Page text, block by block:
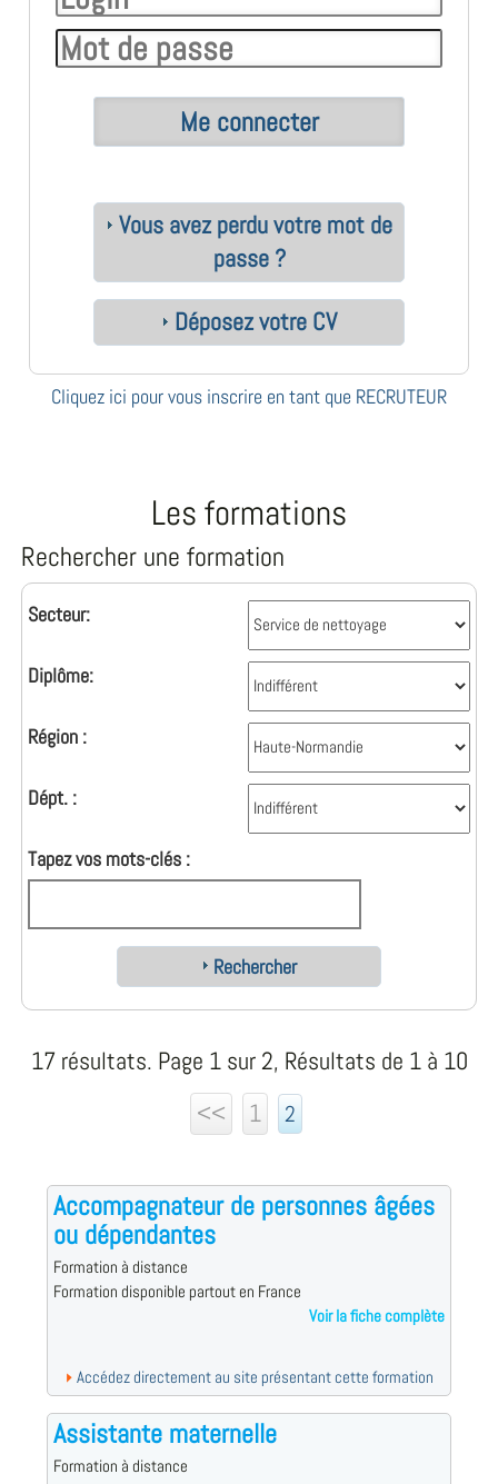
Vous avez perdu votre mot de
passe ?
Déposez votre CV
Cliquez ici pour vous inscrire en tant que RECRUTEUR
Les formations
Rechercher une formation
Secteur:
Diplôme:
Région :
Dépt. :
Tapez vos mots-clés :
Rechercher
17 résultats. Page 1 sur 2, Résultats de 1 à 10
<<
1 2
Accompagnateur de personnes âgées
ou dépendantes
Formation à distance
Formation disponible partout en France
Voir la fiche complète
Accédez directement au site présentant cette formation
Assistante maternelle
Formation à distance